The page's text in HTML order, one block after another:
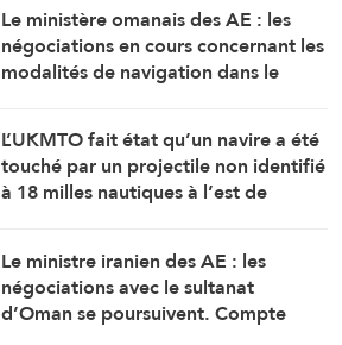
Le ministère omanais des AE : les
négociations en cours concernant les
modalités de navigation dans le
une atmosphère positive et
constructive.
L’UKMTO fait état qu’un navire a été
touché par un projectile non identifié
à 18 milles nautiques à l’est de
L’incendie y a été maîtrisé.
Le ministre iranien des AE : les
négociations avec le sultanat
d’Oman se poursuivent. Compte